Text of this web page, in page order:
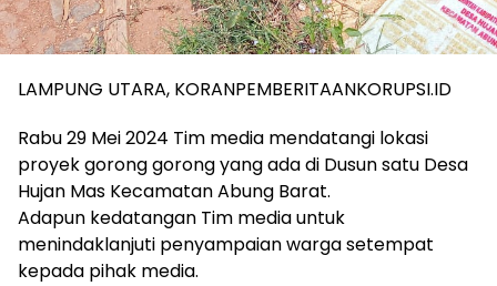
LAMPUNG UTARA, KORANPEMBERITAANKORUPSI.ID
Rabu 29 Mei 2024 Tim media mendatangi lokasi
proyek gorong gorong yang ada di Dusun satu Desa
Hujan Mas Kecamatan Abung Barat.
Adapun kedatangan Tim media untuk
menindaklanjuti penyampaian warga setempat
kepada pihak media.